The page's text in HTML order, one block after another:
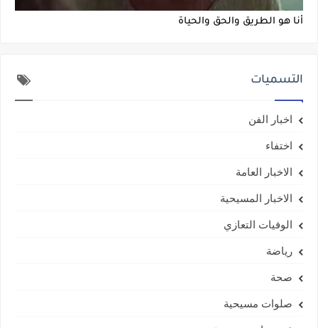
أنا هو الطريق والحق والحياة
التسميات
اخبار الفن
اختفاء
الاخبار العامة
الاخبار المسيحية
الوفيات التعازي
رياضة
صحة
صلوات مسيحية